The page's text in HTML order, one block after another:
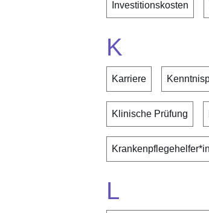
Investitionskosten
K
Karriere
Klinische Prüfung
Krankenpflegehelfer*in
L